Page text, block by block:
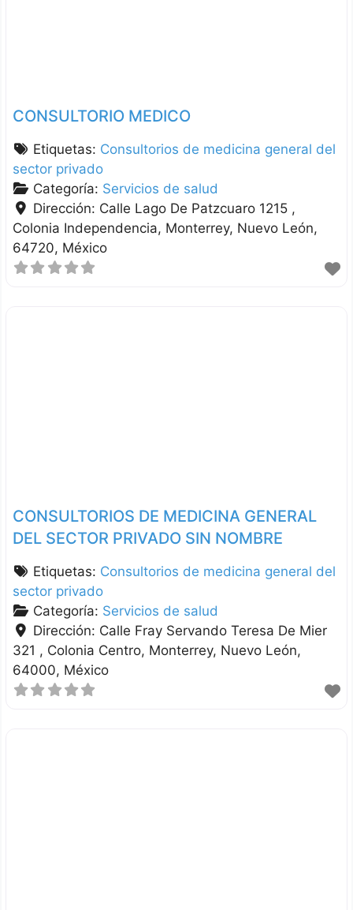
CONSULTORIO MEDICO
Etiquetas: Consultorios de medicina general del
sector privado
Categoría: Servicios de salud
Dirección: Calle Lago De Patzcuaro 1215 ,
Colonia Independencia Monterrey Nuevo León
64720 México
CONSULTORIOS DE MEDICINA GENERAL
DEL SECTOR PRIVADO SIN NOMBRE
Etiquetas: Consultorios de medicina general del
sector privado
Categoría: Servicios de salud
Dirección: Calle Fray Servando Teresa De Mier
321 , Colonia Centro Monterrey Nuevo León
64000 México